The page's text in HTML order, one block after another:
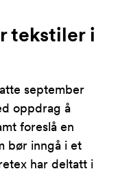
tekstiler i
september
oppdrag å
foreslå en
bør inngå i et
har deltatt i